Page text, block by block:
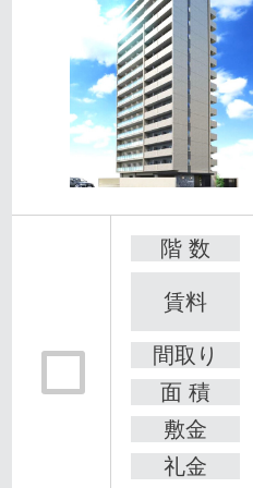
階 数
賃料
間取り
面 積
敷金
礼金